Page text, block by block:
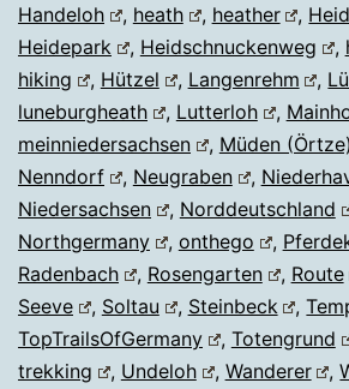
Handeloh
, heath , heather ,
Heidepark
, Heidschnuckenweg ,
hiking
, Hützel , Langenrehm ,
luneburgheath
, Lutterloh ,
meinniedersachsen
, Müden (Örtze)
Nenndorf
, Neugraben ,
Niedersachsen
, Norddeutschland
Northgermany
, onthego ,
Radenbach
, Rosengarten , Route
Seeve
, Soltau , Steinbeck ,
TopTrailsOfGermany
, Totengrund
trekking
, Undeloh , Wanderer ,